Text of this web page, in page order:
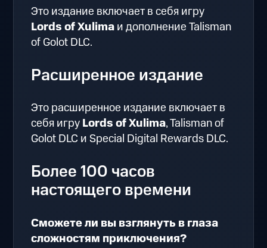
Это издание включает в себя игру
Lords of Xulimaи дополнение Talisman
of Golot DLC.
Расширенное издание
Это расширенное издание включает в
себя игруLords of Xulima, Talisman of
Golot DLC и Special Digital Rewards DLC.
Более 100 часов
настоящего времени
Сможете ли вы взглянуть в глаза
сложностям приключения?